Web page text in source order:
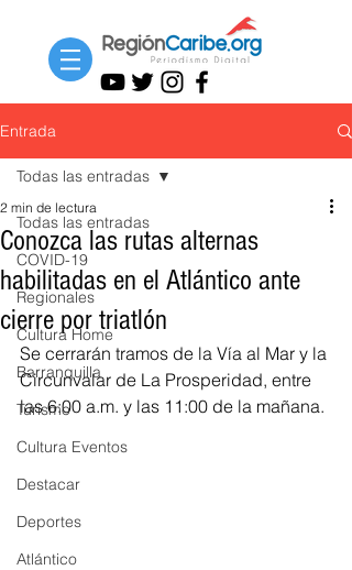
Entrada
Todas las entradas
COVID-19
Regionales
Cultura Home
Barranquilla
Turismo
Cultura Eventos
Destacar
Deportes
Atlántico
Todas las entradas
Conozca las rutas alternas
habilitadas en el Atlántico ante
cierre por triatlón
2 min de lectura
Se cerrarán tramos de la Vía al Mar y la
Circunvalar de La Prosperidad, entre
las 6:00 a.m. y las 11:00 de la mañana.